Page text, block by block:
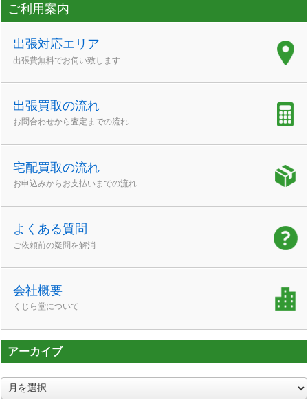
ご利用案内
出張対応エリア
出張費無料でお伺い致します
出張買取の流れ
お問合わせから査定までの流れ
宅配買取の流れ
お申込みからお支払いまでの流れ
よくある質問
ご依頼前の疑問を解消
会社概要
くじら堂について
アーカイブ
ア
ー